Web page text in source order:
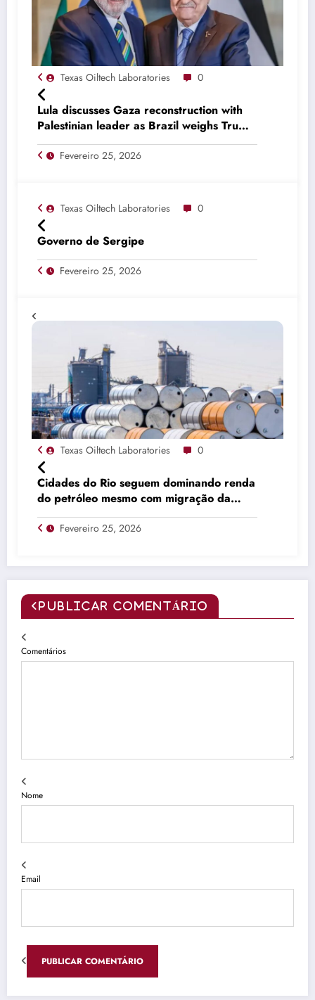
Texas Oiltech Laboratories 0
Lula discusses Gaza reconstruction with
Palestinian leader as Brazil weighs Trump
invitation
Fevereiro 25, 2026
Texas Oiltech Laboratories 0
Governo de Sergipe
Fevereiro 25, 2026
Texas Oiltech Laboratories 0
Cidades do Rio seguem dominando renda
do petróleo mesmo com migração da
produção
Fevereiro 25, 2026
PUBLICAR COMENTÁRIO
Comentários
Nome
Email